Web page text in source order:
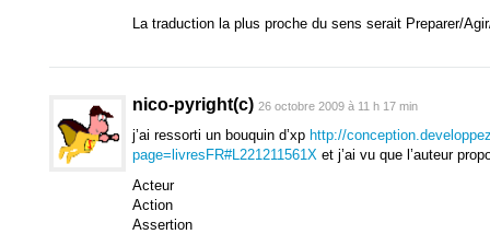
La traduction la plus proche du sens serait Preparer/
nico-pyright(c) 26 octobre 2009 à 11 h 17 min
j’ai ressorti un bouquin d’xp http://
page=livresFR#L221211561X et j’ai vu que l’auteur
Acteur
Action
Assertion